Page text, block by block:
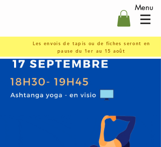
Menu
Les envois de tapis ou de fiches seront en
pause du 1er au 15 août